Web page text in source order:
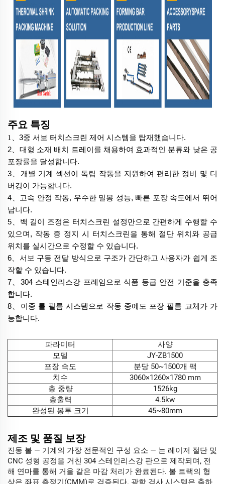
주요 특징
1、 3중 서보 터치스크린 제어 시스템을 탑재했습니다.
2、 대형 소재 배치 트레이를 채용하여 효과적인 분류와 낮은 공
포장률을 달성합니다.
3、 개별 기계 섹션이 독립 작동을 지원하여 편리한 정비 및 디
버깅이 가능합니다.
4、 고속 안정 작동, 우수한 밀봉 성능, 빠른 포장 속도에서 뛰어
납니다.
5、 백 길이 조정은 터치스크린 설정만으로 간편하게 수행할 수
있으며, 작동 중 정지 시 터치스크린을 통해 절단 위치와 공급
위치를 실시간으로 수정할 수 있습니다.
6、 서보 구동 전달 방식으로 구조가 간단하고 사용자가 쉽게 조
작할 수 있습니다.
7、 304 스테인리스강 프레임으로 식품 등급 안전 기준을 충족
합니다.
8、 이중 롤 필름 시스템으로 작동 중에도 포장 필름 교체가 가
능합니다.
파라미터
사양
모델
JY-ZB1500
포장 속도
분당 50~1500개 팩
치수
3060×1260×1780 mm
총 중량
1526kg
총출력
4.5kw
완성된 봉투 크기
45~80mm
제조 및 품질 보장
진동 볼 — 기계의 가장 전문적인 구성 요소 — 는 레이저 절단 및
CNC 성형 공정을 거친 304 스테인리스강 판으로 제작되며, 전
해 연마를 통해 거울 같은 마감 처리가 완료된다. 볼 트랙의 형
상은 좌표 측정기(CMM)로 검증된다. 광학 검사 시스템은 출하